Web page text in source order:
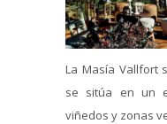
La Masía Vallfort
se sitúa en un
viñedos y zonas